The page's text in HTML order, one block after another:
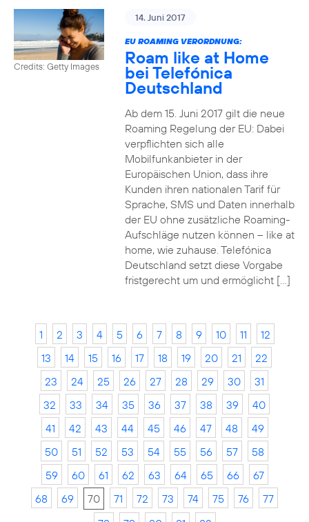
Credits: Getty Images
14. Juni 2017
EU ROAMING VERORDNUNG:
Roam like at Home
bei Telefónica
Deutschland
Ab dem 15. Juni 2017 gilt die neue
Roaming Regelung der EU: Dabei
verpflichten sich alle
Mobilfunkanbieter in der
Europäischen Union, dass ihre
Kunden ihren nationalen Tarif für
Sprache, SMS und Daten innerhalb
der EU ohne zusätzliche Roaming-
Aufschläge nutzen können – like at
home, wie zuhause. Telefónica
Deutschland setzt diese Vorgabe
fristgerecht um und ermöglicht […]
1 2 3 4 5 6 7 8 9 10 11
12
13
14 15 16 17 18 19 20 21
22
23
24 25 26 27 28 29 30
31
32
33 34 35 36 37 38 39
40
41
42 43 44 45 46 47 48
49
50
51 52 53 54 55 56 57
58
59
60 61 62 63 64 65 66
67
68
69 70 71 72 73 74 75 76
77